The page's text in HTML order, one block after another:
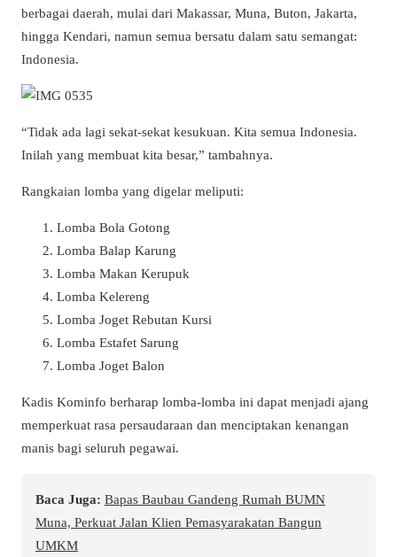
berbagai daerah, mulai dari Makassar, Muna, Buton, Jakarta,
hingga Kendari, namun semua bersatu dalam satu semangat:
Indonesia.
“Tidak ada lagi sekat-sekat kesukuan. Kita semua Indonesia.
Inilah yang membuat kita besar,” tambahnya.
Rangkaian lomba yang digelar meliputi:
Lomba Bola Gotong
Lomba Balap Karung
Lomba Makan Kerupuk
Lomba Kelereng
Lomba Joget Rebutan Kursi
Lomba Estafet Sarung
Lomba Joget Balon
Kadis Kominfo berharap lomba-lomba ini dapat menjadi ajang
memperkuat rasa persaudaraan dan menciptakan kenangan
manis bagi seluruh pegawai.
Baca Juga: Bapas Baubau Gandeng Rumah BUMN
Muna, Perkuat Jalan Klien Pemasyarakatan Bangun
UMKM